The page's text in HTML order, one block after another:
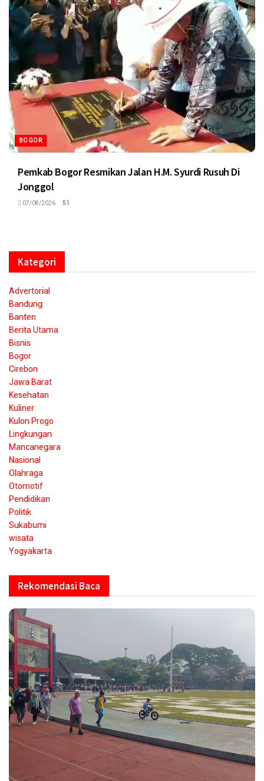
BOGOR
Pemkab Bogor Resmikan Jalan H.M. Syurdi Rusuh Di
Jonggol
07/08/2026 51
Kategori
Advertorial
Bandung
Banten
Berita Utama
Bisnis
Bogor
Cirebon
Jawa Barat
Kesehatan
Kuliner
Kulon Progo
Lingkungan
Mancanegara
Nasional
Olahraga
Otomotif
Pendidikan
Politik
Sukabumi
wisata
Yogyakarta
Rekomendasi Baca